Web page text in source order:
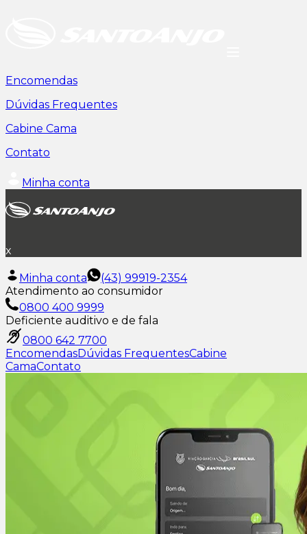
Encomendas
Dúvidas Frequentes
Cabine Cama
Contato
Minha conta
x
Minha conta
(43) 99919-2354
Atendimento ao consumidor
0800 400 9999
Deficiente auditivo e de fala
0800 642 7700
EncomendasDúvidas FrequentesCabine
CamaContato